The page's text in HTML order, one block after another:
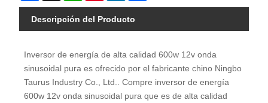
Descripción del Producto
Inversor de energía de alta calidad 600w 12v onda
sinusoidal pura es ofrecido por el fabricante chino Ningbo
Taurus Industry Co., Ltd.. Compre inversor de energía
600w 12v onda sinusoidal pura que es de alta calidad